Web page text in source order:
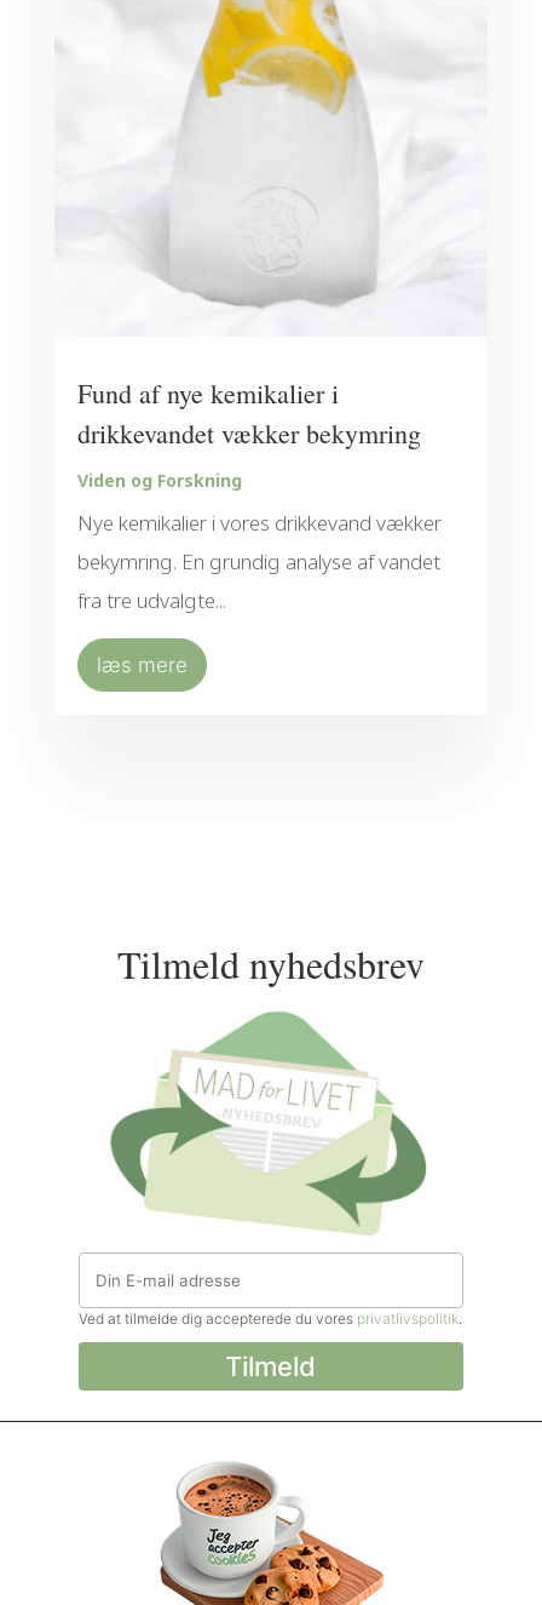
Fund af nye kemikalier i
drikkevandet vækker bekymring
Viden og Forskning
Nye kemikalier i vores drikkevand vækker
bekymring. En grundig analyse af vandet
fra tre udvalgte...
læs mere
Tilmeld nyhedsbrev
Ved at tilmelde dig accepterede du vores privatlivspolitik.
© Madforlivet.com, 2000–2025. Alle
rettigheder forbeholdt.
øvrigt materiale må kun gengives med
tilladelse fra Sophia Helse ApS.